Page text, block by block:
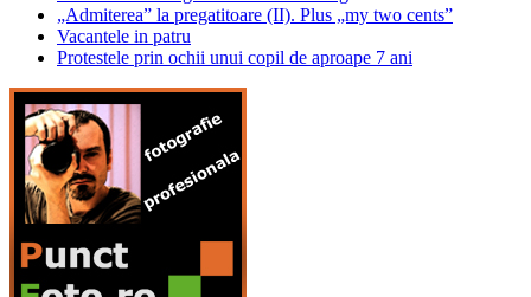
„Admiterea” la pregatitoare (II). Plus „my two cents”
Vacantele in patru
Protestele prin ochii unui copil de aproape 7 ani